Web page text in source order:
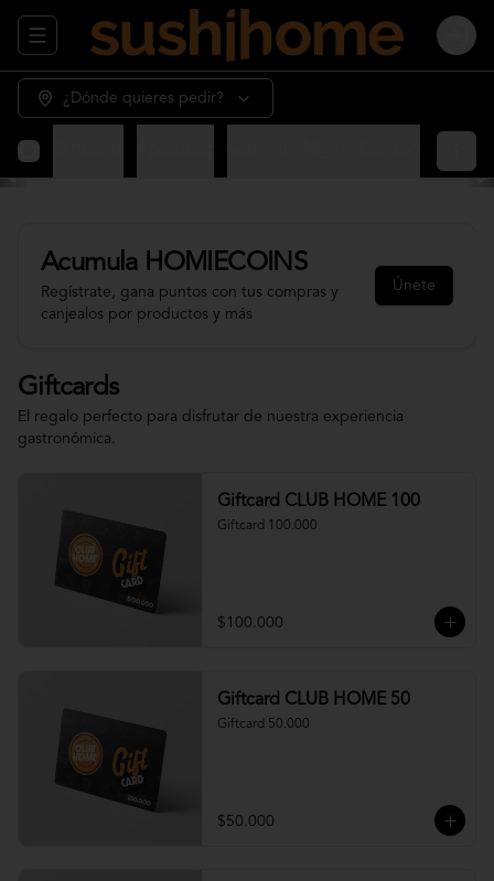
Abrir menu de navegación Login
¿Dónde quieres pedir?
Acumula HOMIECOINS
Regístrate, gana puntos con tus compras y
canjealos por productos y más
Únete
Giftcards
El regalo perfecto para disfrutar de nuestra experiencia
gastronómica.
Giftcard CLUB HOME 100
Giftcard 100.000
$100.000
Giftcard CLUB HOME 50
Giftcard 50.000
$50.000